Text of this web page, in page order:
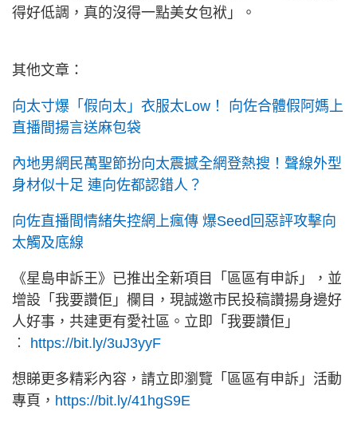
得好低調，真的沒得一點美女包袱」。
其他文章：
向太寸爆「假向太」衣服太Low！ 向佐合體假阿媽上
直播間揚言送麻包袋
內地男網民萬聖節扮向太震撼全網登熱搜！聲線外型
身材似十足 連向佐都認錯人？
向佐直播間情緒失控網上瘋傳 爆Seed回惡評攻擊向
太觸及底線
《星島申訴王》已推出全新項目「區區有申訴」，並
增設「我要讚佢」欄目，現誠邀市民投稿讚揚身邊好
人好事，共建更有愛社區。立即「我要讚佢」
︰ https://bit.ly/3uJ3yyF
想睇更多精彩內容，請立即瀏覽「區區有申訴」活動
專頁， https://bit.ly/41hgS9E